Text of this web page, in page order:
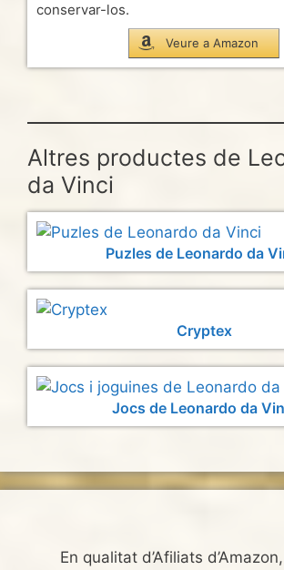
conservar-los.
Veure a Amazon
Altres productes de
da Vinci
Puzles de Leonardo da
Cryptex
Jocs de Leonardo da
En qualitat d’Afiliats